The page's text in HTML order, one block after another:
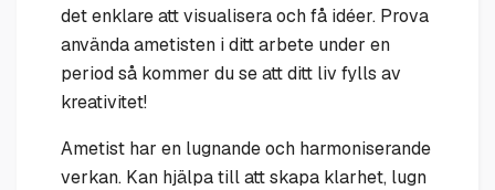
det enklare att visualisera och få idéer. Prova
använda ametisten i ditt arbete under en
period så kommer du se att ditt liv fylls av
kreativitet!
Ametist har en lugnande och harmoniserande
verkan. Kan hjälpa till att skapa klarhet, lugn